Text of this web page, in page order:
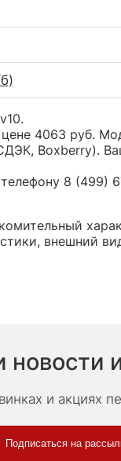
4063 руб.
Boxberry).
8 (499)
внешний
и акциях
Подписаться на